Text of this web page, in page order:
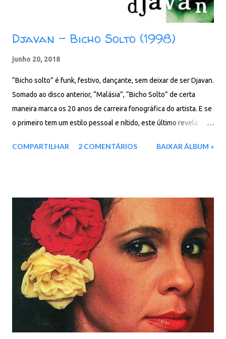
Djavan - Bicho Solto (1998)
junho 20, 2018
“Bicho solto” é funk, festivo, dançante, sem deixar de ser Djavan.
Somado ao disco anterior, “Malásia”, “Bicho Solto” de certa
maneira marca os 20 anos de carreira fonográfica do artista. E se
o primeiro tem um estilo pessoal e nítido, este último revela
constante de sua música, sem perda de identidade. Faixas: 01. Eu
MP3 - 320 Kbps pCloud - Google Drive - Box - MEGA - MediaFire
COMPARTILHAR 2 COMENTÁRIOS BAIXAR ÁLBUM »